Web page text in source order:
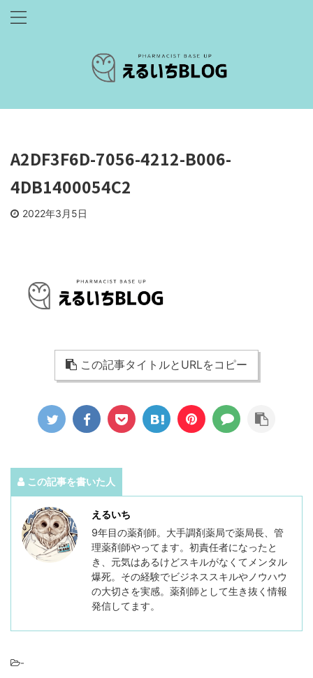
A2DF3F6D-7056-4212-B006-
4DB1400054C2
2022年3月5日
この記事タイトルとURLをコピー
この記事を書いた人
えるいち
9年目の薬剤師。大手調剤薬局で薬局長、管
理薬剤師やってます。初責任者になったと
き、元気はあるけどスキルがなくてメンタル
爆死。その経験でビジネススキルやノウハウ
の大切さを実感。薬剤師として生き抜く情報
発信してます。
-